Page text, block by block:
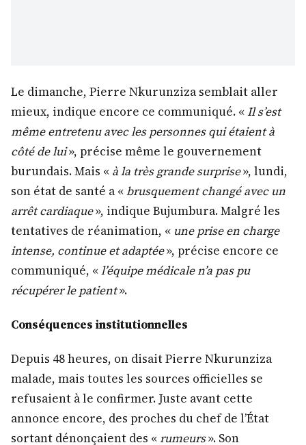
Le dimanche, Pierre Nkurunziza semblait aller
mieux, indique encore ce communiqué. «Il s’est
même entretenu avec les personnes qui étaient à
côté de lui», précise même le gouvernement
burundais. Mais « à la très grande surprise», lundi,
son état de santé a «brusquement changé avec un
arrêt cardiaque», indique Bujumbura. Malgré les
tentatives de réanimation, « une prise en charge
intense, continue et adaptée», précise encore ce
communiqué, «l’équipe médicale n’a pas pu
récupérer le patient».
Conséquences institutionnelles
Depuis 48 heures, on disait Pierre Nkurunziza
malade, mais toutes les sources officielles se
refusaient à le confirmer. Juste avant cette
annonce encore, des proches du chef de l’État
sortant dénonçaient des «rumeurs». Son